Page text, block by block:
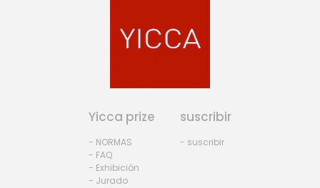
Yicca prize
- NORMAS
- FAQ
- Exhibiciòn
- Jurado
suscribir
- suscribir